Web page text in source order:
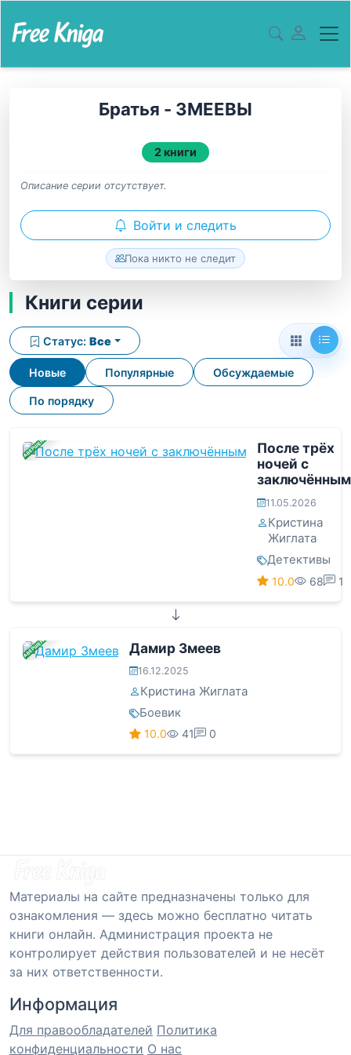
Братья - ЗМЕЕВЫ
2 книги
Описание серии отсутствует.
Войти и следить
Пока никто не следит
Книги серии
Новые Популярные Обсуждаемые
По порядку
Статус: Все
ЗАВЕРШЕНА
После трёх
ночей с
заключённым
11.05.2026
Кристина
Жиглата
Детективы
10.0 68 1
ЗАВЕРШЕНА Дамир Змеев
16.12.2025
Кристина Жиглата
Боевик
10.0 41 0
Материалы на сайте предназначены только для
ознакомления — здесь можно бесплатно читать
книги онлайн. Администрация проекта не
контролирует действия пользователей и не несёт
за них ответственности.
Информация
Для правообладателей Политика
конфиденциальности О нас